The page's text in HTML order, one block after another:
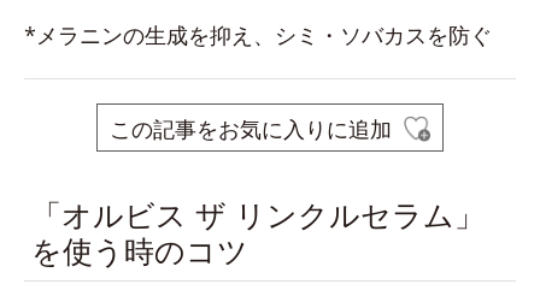
*メラニンの生成を抑え、シミ・ソバカスを防ぐ
この記事をお気に入りに追加
「オルビス ザ リンクルセラム」
を使う時のコツ